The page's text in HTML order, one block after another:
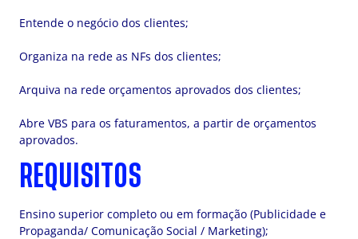
Entende o negócio dos clientes;
Organiza na rede as NFs dos clientes;
Arquiva na rede orçamentos aprovados dos clientes;
Abre VBS para os faturamentos, a partir de orçamentos
aprovados.
REQUISITOS
Ensino superior completo ou em formação (Publicidade e
Propaganda/ Comunicação Social / Marketing);